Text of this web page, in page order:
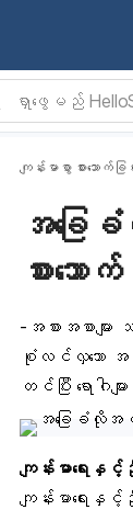
ကျန်းမာစွာ စားသောက်ခြ
အခြေ
စားသ
-အစားအစာမျ
စုံလင်လှသော အစ
တင်ပြီး ရော
ကျန်းမာရေးနှ
ကျန်းမာရေး